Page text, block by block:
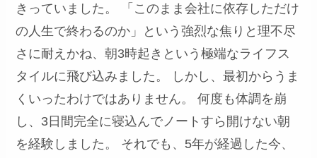
きっていました。 「このまま会社に依存しただけ
の人生で終わるのか」という強烈な焦りと理不尽
さに耐えかね、朝3時起きという極端なライフス
タイルに飛び込みました。 しかし、最初からうま
くいったわけではありません。 何度も体調を崩
し、3日間完全に寝込んでノートすら開けない朝
を経験しました。 それでも、5年が経過した今、